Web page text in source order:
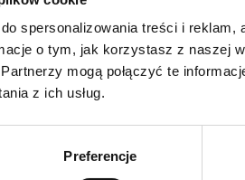
spersonalizowania treści i reklam,
o tym, jak korzystasz z naszej
mogą połączyć te
z ich usług.
Preferencje
kształtów i
są między innymi z
tytuł Must Have w 2023
w ten sposób
jak i przyszłego
kształty na różne
Nie zatrzymują
wyposażenia wnętrz.